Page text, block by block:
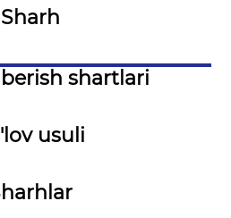
Sharh
shartlari
usuli